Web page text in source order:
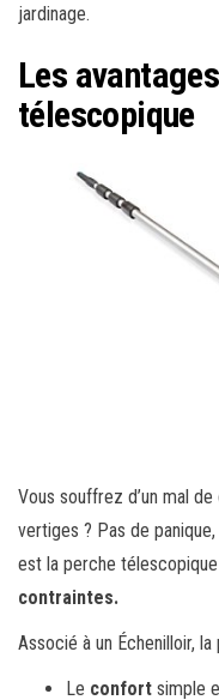
jardinage.
Les
télescopique
Vous souffrez d’un mal
vertiges ? Pas de
est la perche télescopique
contraintes.
Associé à un Échenilloir,
Le confort simple